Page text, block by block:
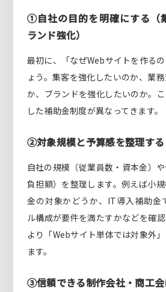
①自社の目的を明確にする（
ランド強化）
最初に、「なぜWebサイトを作る
ょう。集客を強化したいのか、業
か、ブランドを強化したいのか。
した補助金制度が異なってきます。
②対象規模と予算感を整理する
自社の規模（従業員数・資本金）
負担額）を整理します。例えば小
金の対象かどうか、IT導入補助金
ル構成が要件を満たすかなどを確
より「Webサイト単体では対象外
ます。
③信頼できる制作会社・商工